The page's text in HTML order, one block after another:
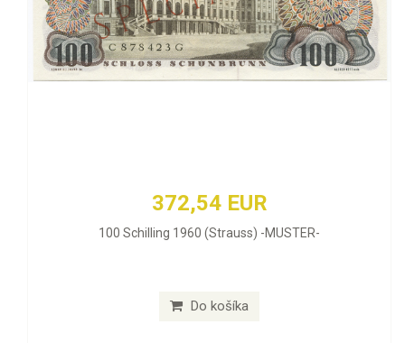
372,54 EUR
100 Schilling 1960 (Strauss) -MUSTER-
Do košíka